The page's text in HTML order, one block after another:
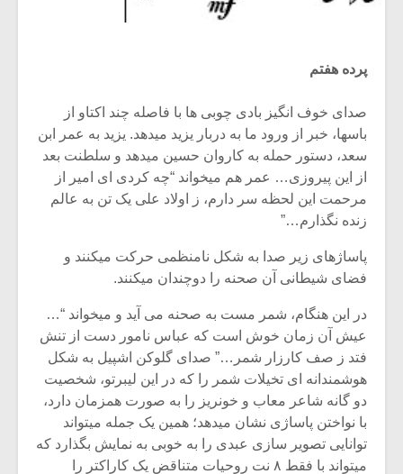
پرده هفتم
صدای خوف انگیز بادی چوبی ها با فاصله چند اکتاو از
باسها، خبر از ورود ما به دربار یزید میدهد. یزید به عمر ابن
سعد، دستور حمله به کاروان حسین میدهد و سلطنت بعد
از این پیروزی… عمر هم میخواند “چه کردی ای امیر از
مرحمت این لحظه سر دارم، ز اولاد علی یک تن به عالم
زنده نگذارم…”
پاساژهای زیر صدا به شکل نامنظمی حرکت میکنند و
فضای شیطانی آن صحنه را دوچندان میکنند.
در این هنگام، شمر مست به صحنه می آید و میخواند “…
عیش آن زمان خوش است که عباس نامور دست از تنش
فتد ز صف کارزار شمر…” صدای گلوکن اشپیل به شکل
هوشمندانه ای تخیلات شمر را که در این لیبرتو، شخصیت
دو گانه شاعر معاب و خونریز را به صورت همزمان دارد،
با نواختن پاساژی نشان میدهد؛ همین یک جمله میتواند
توانایی تصویر سازی عبدی را به خوبی به نمایش بگذارد که
میتواند با فقط ۸ نت روحیات متناقض یک کاراکتر را